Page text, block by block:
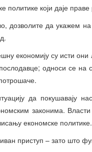
који даје праве
дозволите да укажем
економију су исти
односи се на
да покушавају
законима.
економске политике.
приступ – зато што